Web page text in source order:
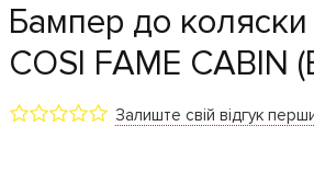
Бампер до
COSI FAME CABIN
Залиште свій відгук